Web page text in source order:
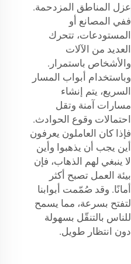
عزل المناطق المزدحمة.
ففي المصانع أو
المستودعات، تتحرك
العديد من الآلات
والأشخاص باستمرار.
وباستخدام أبواب المسار
السريع، يتم إنشاء
مسارات آمنة وتقل
احتمالات وقوع الحوادث.
فإذا كان العاملون يعرفون
أين يجب أن يذهبوا وأين
لا ينبغي لهم الذهاب، فإن
بيئة العمل تصبح أكثر
أمانًا. وقد صُمّمت أبوابنا
لتفتح بسرعة، مما يسمح
للناس بالتنقّل بسهولة
دون انتظار طويل.